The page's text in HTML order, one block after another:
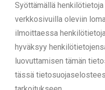
Syöttämällä henkilötietoja
verkkosivuilla oleviin
ilmoittaessa
hyväksyy
luovuttamisen tämän
tässä